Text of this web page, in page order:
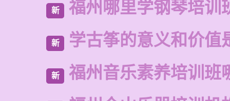
新 福州哪里学钢琴培训
新 学古筝的意义和价值
新 福州音乐素养培训班